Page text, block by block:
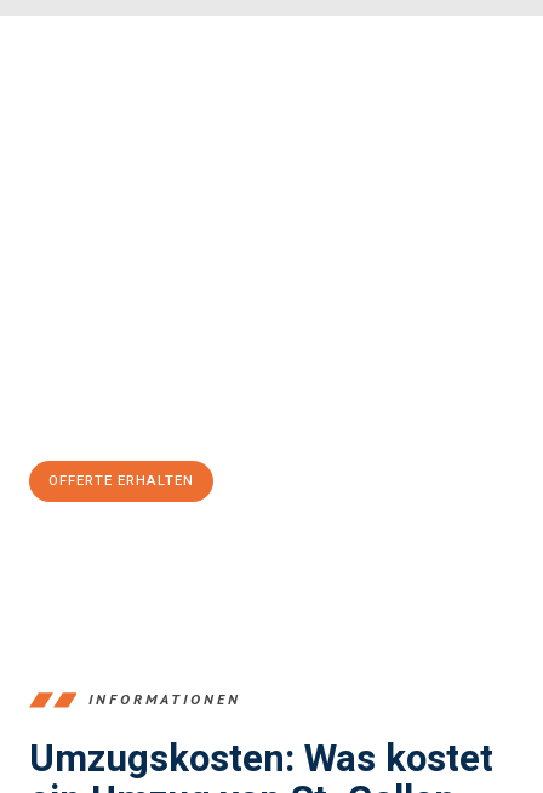
OFFERTE ERHALTEN
INFORMATIONEN
Umzugskosten: Was kostet